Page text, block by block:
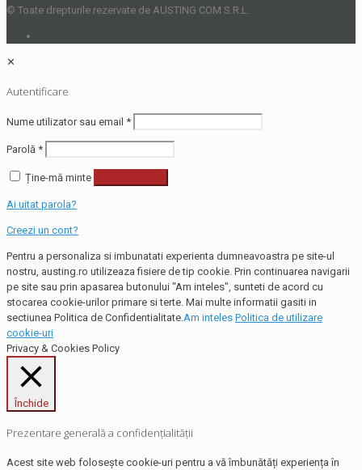
© Toate drepturile rezervate de AUSTING COM S.R.L.
✕
Autentificare
Nume utilizator sau email *
Parolă *
Ține-mă minte
Ai uitat parola?
Creezi un cont?
Pentru a personaliza si imbunatati experienta dumneavoastra pe site-ul
nostru, austing.ro utilizeaza fisiere de tip cookie. Prin continuarea navigarii
pe site sau prin apasarea butonului "Am inteles", sunteti de acord cu
stocarea cookie-urilor primare si terte. Mai multe informatii gasiti in
sectiunea Politica de Confidentialitate. Am inteles Politica de utilizare
cookie-uri
Privacy & Cookies Policy
Închide
Prezentare generală a confidențialității
Acest site web folosește cookie-uri pentru a vă îmbunătăți experiența în